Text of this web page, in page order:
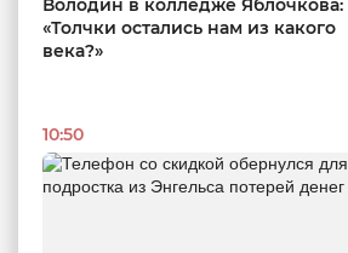
«Толчки остались нам из какого
века?»
10:50